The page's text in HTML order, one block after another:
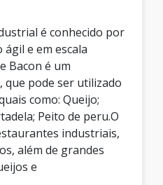
é conhecido por
e em escala
Bacon é um
pode ser utilizado
como: Queijo;
Peito de peru.O
industriais,
além de grandes
e